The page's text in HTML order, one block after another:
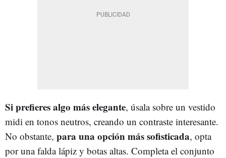
Si prefieres algo más elegante, úsala sobre un vestido
midi en tonos neutros, creando un contraste interesante.
No obstante, para una opción más sofisticada, opta
por una falda lápiz y botas altas. Completa el conjunto